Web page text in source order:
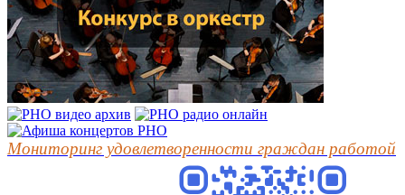
Мониторинг удовлетворенности граждан работой